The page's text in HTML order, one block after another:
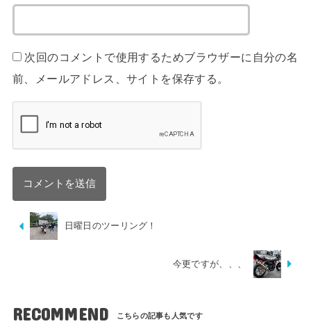
次回のコメントで使用するためブラウザーに自分の名
前、メールアドレス、サイトを保存する。
日曜日のツーリング！
今更ですが、、、
RECOMMEND